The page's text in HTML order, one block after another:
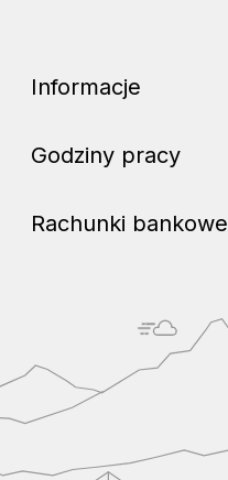
Informacje
Godziny pracy
Rachunki bankowe